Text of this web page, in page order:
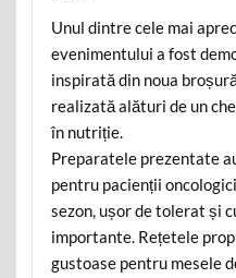
Unul dintre cele mai
evenimentului a fost
inspirată din noua
realizată alături de un
în nutriție.
Preparatele prezentate
pentru pacienții
sezon, ușor de tolerat și
importante. Rețetele
gustoase pentru mesele